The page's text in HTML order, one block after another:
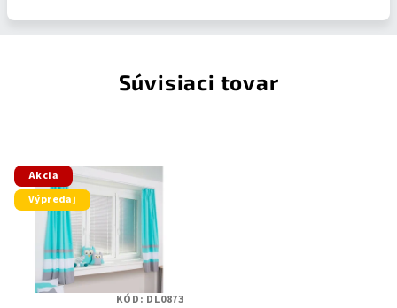
Súvisiaci tovar
Akcia
Výpredaj
KÓD: DL0873